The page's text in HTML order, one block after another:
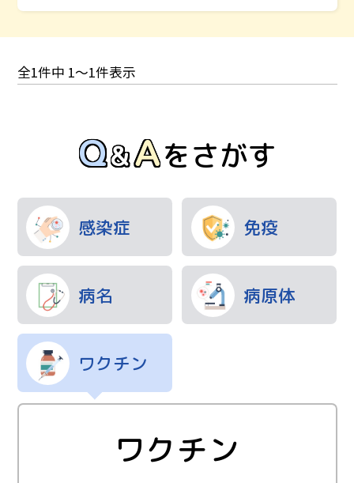
ワクチン
ワクチンにまつわるエトセトラ
３種混合ワクチン
5種混合ワクチン
ジフテリアワクチン
破傷風ワクチン
百日せきワクチン
ポリオワクチン
麻しんワクチン
風しんワクチン
ョ
投
シ
ョ
ン
全1件中 1～1件表示
Q&Aをさがす
感染症 免疫
病名 病原体
ワクチン
ワクチン